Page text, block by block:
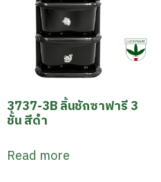
3737-3B ลิ้นชักซาฟารี 3
ชั้น สีดำ
Read more